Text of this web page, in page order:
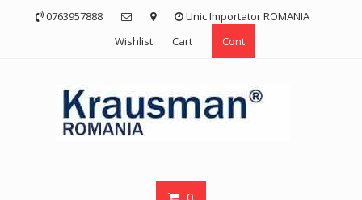
0763957888
Unic Importator ROMANIA
Wishlist
Cart Cont
0